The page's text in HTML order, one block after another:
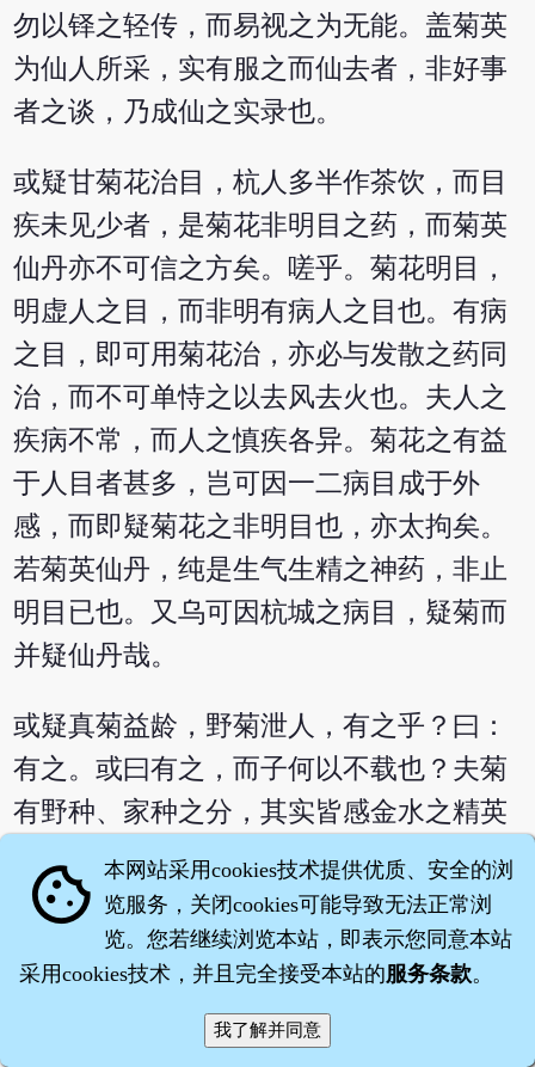
勿以铎之轻传，而易视之为无能。盖菊英
为仙人所采，实有服之而仙去者，非好事
者之谈，乃成仙之实录也。
或疑甘菊花治目，杭人多半作茶饮，而目
疾未见少者，是菊花非明目之药，而菊英
仙丹亦不可信之方矣。嗟乎。菊花明目，
明虚人之目，而非明有病人之目也。有病
之目，即可用菊花治，亦必与发散之药同
治，而不可单恃之以去风去火也。夫人之
疾病不常，而人之慎疾各异。菊花之有益
于人目者甚多，岂可因一二病目成于外
感，而即疑菊花之非明目也，亦太拘矣。
若菊英仙丹，纯是生气生精之神药，非止
明目已也。又乌可因杭城之病目，疑菊而
并疑仙丹哉。
或疑真菊益龄，野菊泄人，有之乎？曰：
有之。或曰有之，而子何以不载也？夫菊
有野种、家种之分，其实皆感金水之精英
而生者也。但家种味甘，补多于泻；野菊
味苦，泻多于补。欲益精以平肝，可用家
菊。欲息风以制水，当用野菊。人因《本
草》之书有泄人之语，竟弃野菊不用，亦
未知野菊之妙。除阳明之焰，正不可用家
cookie 本网站采用cookies技术提供优质、安全的浏
览服务，关闭cookies可能导致无法正常浏
览。您若继续浏览本站，即表示您同意本站
采用cookies技术，并且完全接受本站的服务条款。